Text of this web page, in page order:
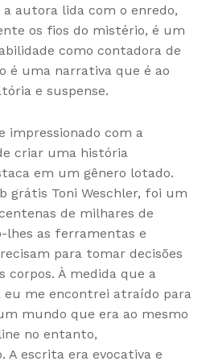
autora lida com o enredo,
os fios do mistério, é um
como contadora de
é uma narrativa que é ao
e suspense.
impressionado com a
criar uma história
em um gênero lotado.
grátis Toni Weschler, foi um
de milhares de
lhes as ferramentas e
para tomar decisões
corpos. À medida que a
eu me encontrei atraído para
mundo que era ao mesmo
no entanto,
escrita era evocativa e